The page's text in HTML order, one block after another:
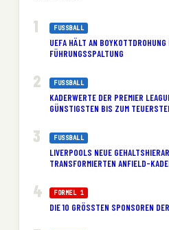
FUSSBALL
UEFA HÄLT AN
FÜHRUNGSSPALTUNG
FUSSBALL
KADERWERTE DER PREMIER
GÜNSTIGSTEN BIS ZUM
FUSSBALL
LIVERPOOLS NEUE
TRANSFORMIERTEN ANFIELD-
FORMEL 1
DIE 10 GRÖSSTEN SPONSOREN